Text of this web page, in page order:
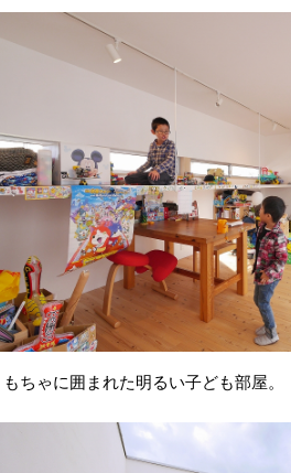
もちゃに囲まれた明るい子ども部屋。